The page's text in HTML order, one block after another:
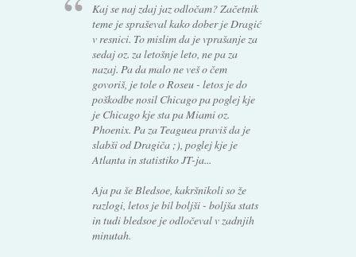
Kaj se naj zdaj jaz odločam? Začetnik
teme je spraševal kako dober je Dragić
v resnici. To mislim da je vprašanje za
sedaj oz. za letošnje leto, ne pa za
nazaj. Pa da malo ne veš o čem
govoriš, je tole o Roseu - letos je do
poškodbe nosil Chicago pa poglej kje
je Chicago kje sta pa Miami oz.
Phoenix. Pa za Teaguea praviš da je
slabši od Dragiča ;), poglej kje je
Atlanta in statistiko JT-ja...
Aja pa še Bledsoe, kakršnikoli so že
razlogi, letos je bil boljši - boljša stats
in tudi bledsoe je odločeval v zadnjih
minutah.